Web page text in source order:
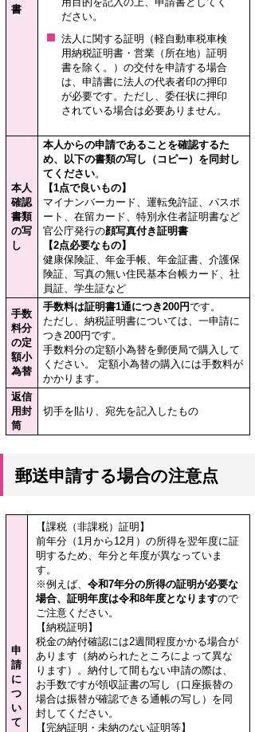
書
ださい。
法人に関する証明（軽自動車税車検
用納税証明書・営業（所在地）証明
書を除く。）の交付を申請する場合
は、申請書に法人の代表者印の押印
が必要です。ただし、委任状に押印
されている場合は必要ありません。
本人
確認
書類
の写
し
本人からの申請であることを確認するた
め、以下の書類の写し（コピー）を同封し
てください。
【1点で良いもの】
マイナンバーカード、運転免許証、パスポ
ート、在留カード、特別永住者証明書など
官公庁発行の顔写真付き証明書
【2点必要なもの】
健康保険証、年金手帳、年金証書、介護保
険証、写真の無い住民基本台帳カード、社
員証、学生証など
手数
料分
の定
額小
為替
手数料は証明書1通につき200円です。
ただし、納税証明書については、一申請に
つき200円です。
手数料分の定額小為替を郵便局で購入して
ください。 定額小為替の購入には手数料が
かかります。
返信
用封
筒
切手を貼り、宛先を記入したもの
郵送申請する場合の注意点
申
請
に
つ
い
て
【課税（非課税）証明】
前年分（1月から12月）の所得を翌年度に証
明するため、年分と年度が異なっていま
す。
※例えば、 令和7年分の所得の証明が必要な
場合、証明年度は令和8年度となりますので
ご注意ください。
【納税証明】
税金の納付確認には2週間程度かかる場合が
あります（納められたところによって異な
ります）。納付して間もない申請の際は、
お手数ですが領収証書の写し（口座振替の
場合は振替が確認できる通帳の写し）を同
封してください。
【完納証明・未納のない証明等】